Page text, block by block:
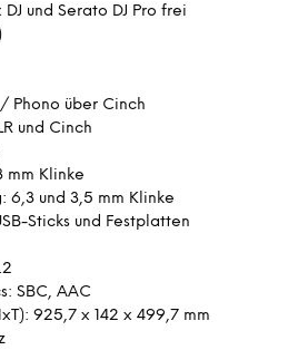
und Serato DJ Pro frei
Phono über Cinch
und Cinch
mm Klinke
6,3 und 3,5 mm Klinke
Sticks und Festplatten
SBC, AAC
925,7 x 142 x 499,7 mm